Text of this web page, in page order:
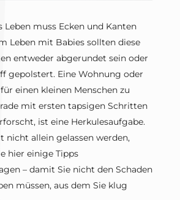
Leben muss Ecken und Kanten
Leben mit Babies sollten diese
entweder abgerundet sein oder
gepolstert. Eine Wohnung oder
einen kleinen Menschen zu
mit ersten tapsigen Schritten
ist eine Herkulesaufgabe.
nicht allein gelassen werden,
hier einige Tipps
– damit Sie nicht den Schaden
müssen, aus dem Sie klug